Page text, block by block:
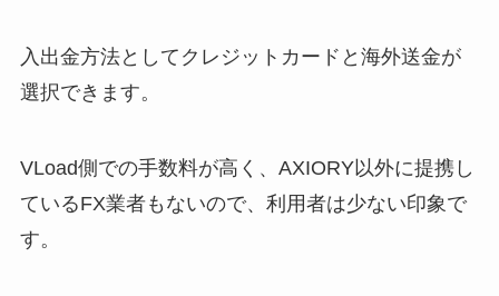
入出金方法としてクレジットカードと海外送金が
選択できます。
VLoad側での手数料が高く、AXIORY以外に提携し
ているFX業者もないので、利用者は少ない印象で
す。